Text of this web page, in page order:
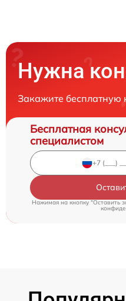
Нужна
Закажите бесплатную
Бесплатная
специалистом
Нажимая на кнопку "Оставить